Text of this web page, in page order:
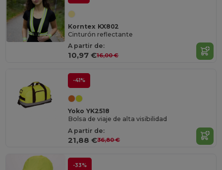
Korntex KX802
Cinturón reflectante
A partir de:
10,97 €16,00 €
-41%
Yoko YK2518
Bolsa de viaje de alta visibilidad
A partir de:
21,88 €36,80 €
-33%